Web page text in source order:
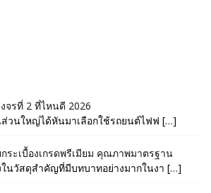
จรที่ 2 ที่ไหนดี 2026
วนใหญ่ได้หันมาเลือกใช้รถยนต์ไฟฟ […]
ระเบื้องเกรดพรีเมียม คุณภาพมาตรฐาน
ในวัสดุสำคัญที่มีบทบาทอย่างมากในงา […]